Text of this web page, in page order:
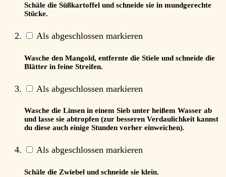
Schäle die Süßkartoffel und schneide sie in mundgerechte
Stücke.
Als abgeschlossen markieren
Wasche den Mangold, entfernte die Stiele und schneide die
Blätter in feine Streifen.
Als abgeschlossen markieren
Wasche die Linsen in einem Sieb unter heißem Wasser ab
und lasse sie abtropfen (zur besseren Verdaulichkeit kannst
du diese auch einige Stunden vorher einweichen).
Als abgeschlossen markieren
Schäle die Zwiebel und schneide sie klein.